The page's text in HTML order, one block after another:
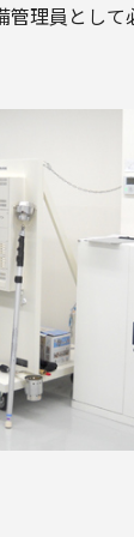
管理員として